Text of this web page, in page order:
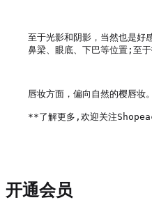
至于光影和阴影，当然也是好
鼻梁、眼底、下巴等位置;至
唇妆方面，偏向自然的樱唇妆
**了解更多,欢迎关注
开通会员